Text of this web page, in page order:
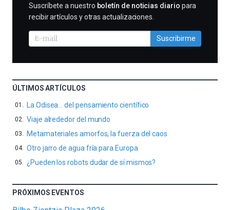
SUSCRIBIRME
Suscríbete a nuestro boletín de noticias diario para
recibir artículos y otras actualizaciones.
Suscribirme
ÚLTIMOS ARTÍCULOS
La Odisea… del pensamiento científico
Viaje alrededor del mundo
Metamateriales amorfos, la fuerza del caos
Otro jarro de agua fría para Europa
¿Pueden los robots dudar de sí mismos?
PRÓXIMOS EVENTOS